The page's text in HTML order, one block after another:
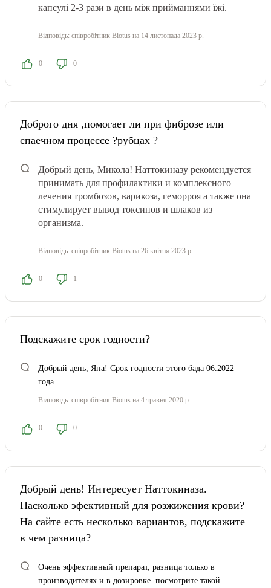
капсулі 2-3 рази в день між прийманнями їжі.
Відповідь: співробітник Biotus на 14 листопада 2023 р.
0 0
Доброго дня ,помогает ли при фиброзе или
спаечном процессе ?рубцах ?
Добрый день, Микола! Наттокиназу рекомендуется
принимать для профилактики и комплексного
лечения тромбозов, варикоза, геморроя а также она
стимулирует вывод токсинов и шлаков из
организма.
Відповідь: співробітник Biotus на 26 квітня 2023 р.
0 1
Подскажите срок годности?
Добрый день, Яна! Срок годности этого бада 06.2022
года.
Відповідь: співробітник Biotus на 4 травня 2020 р.
0 0
Добрый день! Интересует Наттокиназа.
Насколько эфективный для розжижения крови?
На сайте есть несколько вариантов, подскажите
в чем разница?
Очень эффективный препарат, разница только в
производителях и в дозировке. посмотрите такой